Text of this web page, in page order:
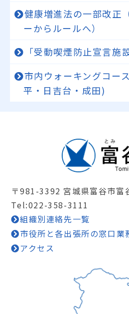
健康増進法の一部改正
ーからルールへ）
「受動喫煙防止宣言施
市内ウォーキングコー
平・日吉台・成田)
〒981-3392 宮城県富谷市富
Tel:022-358-3111
組織別連絡先一覧
市役所と各出張所の窓口業
アクセス